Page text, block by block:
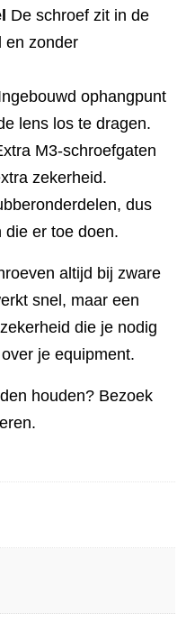
De schroef zit in de
en zonder
ophangpunt
lens los te dragen.
M3-schroefgaten
zekerheid.
dus
die er toe doen.
altijd bij zware
snel, maar een
die je nodig
je equipment.
houden? Bezoek